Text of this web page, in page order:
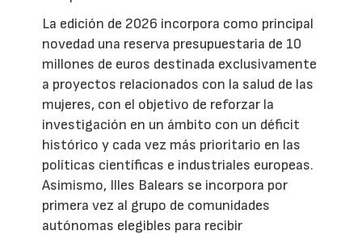
La edición de 2026 incorpora como principal
novedad una reserva presupuestaria de 10
millones de euros destinada exclusivamente
a proyectos relacionados con la salud de las
mujeres, con el objetivo de reforzar la
investigación en un ámbito con un déficit
histórico y cada vez más prioritario en las
políticas científicas e industriales europeas.
Asimismo, Illes Balears se incorpora por
primera vez al grupo de comunidades
autónomas elegibles para recibir